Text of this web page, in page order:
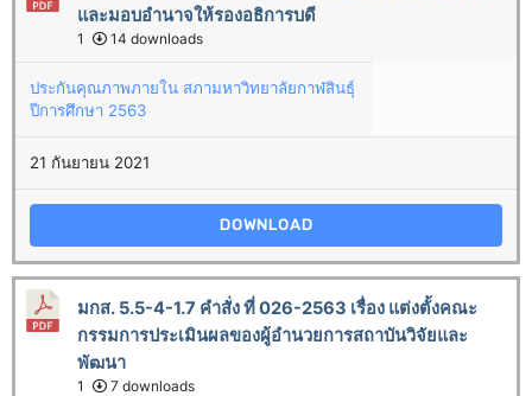
และมอบอำนาจให้รองอธิการบดี
1 14 downloads
ประกันคุณภาพภายใน สภามหาวิทยาลัยกาฬสินธุ์
ปีการศึกษา 2563
21 กันยายน 2021
DOWNLOAD
มกส. 5.5-4-1.7 คำสั่ง ที่ 026-2563 เรื่อง แต่งตั้งคณะ
กรรมการประเมินผลของผู้อำนวยการสถาบันวิจัยและ
พัฒนา
1 7 downloads